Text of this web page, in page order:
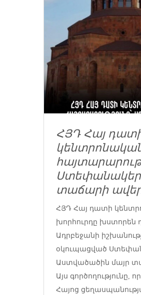
ՀՅԴ Հայ
տաճարի
ՀՅԴ Հայ դատի
խորհուրդը
Ադրբեջանի
օկուպացված
Աստվածածին մայր
Այս գործողությունը,
Հայոց